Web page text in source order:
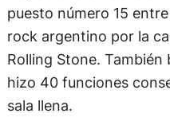
puesto número 15
rock argentino por la
Rolling Stone.
hizo 40 funciones
sala llena.